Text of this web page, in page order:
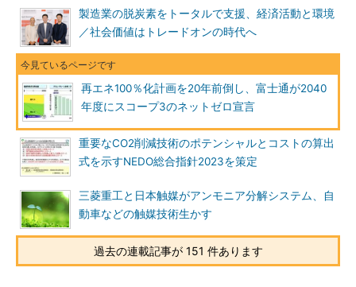
製造業の脱炭素をトータルで支援、経済活動と環境
／社会価値はトレードオンの時代へ
再エネ100％化計画を20年前倒し、富士通が2040
年度にスコープ3のネットゼロ宣言
重要なCO2削減技術のポテンシャルとコストの算出
式を示すNEDO総合指針2023を策定
三菱重工と日本触媒がアンモニア分解システム、自
動車などの触媒技術生かす
過去の連載記事が 151 件あります